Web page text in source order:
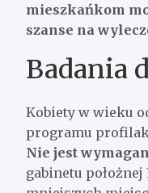
mieszkańkom
szanse na
Badania
Kobiety w wieku
programu
Nie jest
gabinetu